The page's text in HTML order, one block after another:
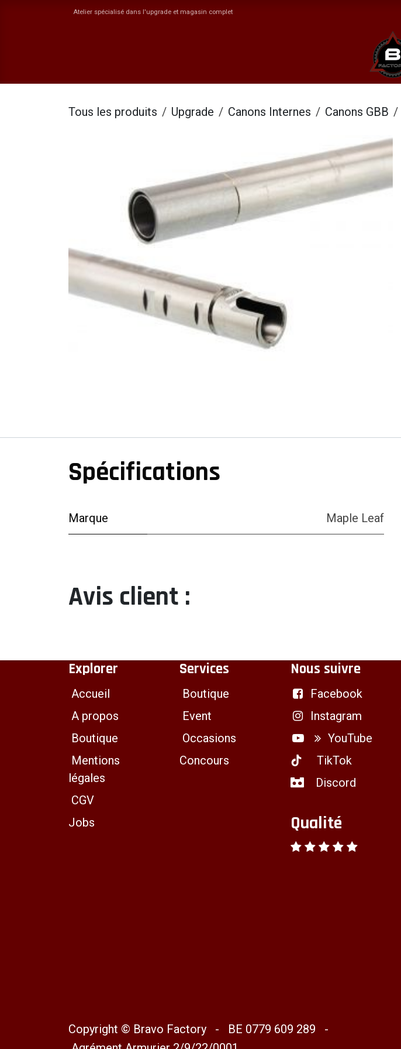
Se rendre au contenuAtelier spécialisé dans l'upgrade et magasin complet
Tous les produits Upgrade Canons Internes Canons GBB
Spécifications
Marque Maple Leaf
Avis client :
Explorer
Accueil
A propos
Boutique
Mentions
légales
CGV
Jobs
Services
Boutique
Event
Occasions
Concours
Nous suivre
Facebook
Instagram
YouTube
TikTok
Discord
Qualité
Copyright © Bravo Factory - BE 0779 609 289 -